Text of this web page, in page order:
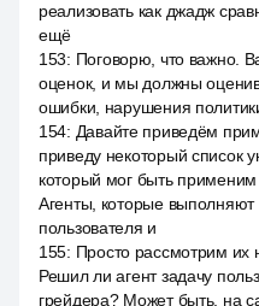
реализовать как джадж
ещё
153: Поговорю, что важно.
оценок, и мы должны
ошибки, нарушения
154: Давайте приведём
приведу некоторый список
который мог быть применим
Агенты, которые выполняют
пользователя и
155: Просто рассмотрим их
Решил ли агент задачу
грейдера? Может быть, на